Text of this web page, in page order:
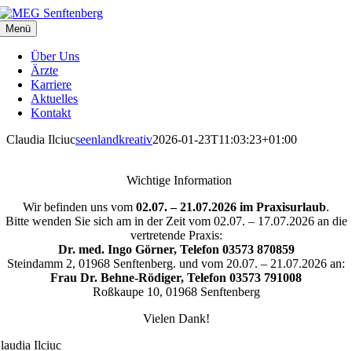
Zum
Inhalt
springen
Menü
Über Uns
Ärzte
Karriere
Aktuelles
Kontakt
Claudia Ilciucseenlandkreativ2026-01-23T11:03:23+01:00
Wichtige Information
Wir befinden uns vom 02.07. – 21.07.2026 im Praxisurlaub.
Bitte wenden Sie sich am in der Zeit vom 02.07. – 17.07.2026 an die
vertretende Praxis:
Dr. med. Ingo Görner, Telefon 03573 870859
Steindamm 2, 01968 Senftenberg. und vom 20.07. – 21.07.2026 an:
Frau Dr. Behne-Rödiger, Telefon 03573 791008
Roßkaupe 10, 01968 Senftenberg
Vielen Dank!
Ilciuc